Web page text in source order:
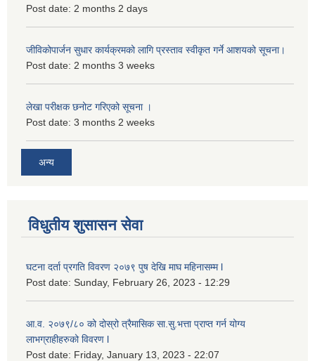
Post date: 2 months 2 days
जीविकोपार्जन सुधार कार्यक्रमको लागि प्रस्ताव स्वीकृत गर्ने आशयको सूचना।
Post date: 2 months 3 weeks
लेखा परीक्षक छनोट गरिएको सूचना ।
Post date: 3 months 2 weeks
अन्य
विधुतीय शुसासन सेवा
घटना दर्ता प्रगति विवरण २०७९ पुष देखि माघ महिनासम्म l
Post date: Sunday, February 26, 2023 - 12:29
आ.व. २०७९/८० को दोस्रो त्रैमासिक सा.सु.भ‍त्ता प्राप्त गर्न योग्य
लाभग्राहीहरुको विवरण l
Post date: Friday, January 13, 2023 - 22:07